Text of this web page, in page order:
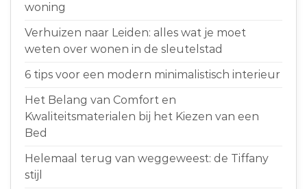
woning
Verhuizen naar Leiden: alles wat je moet
weten over wonen in de sleutelstad
6 tips voor een modern minimalistisch interieur
Het Belang van Comfort en
Kwaliteitsmaterialen bij het Kiezen van een
Bed
Helemaal terug van weggeweest: de Tiffany
stijl